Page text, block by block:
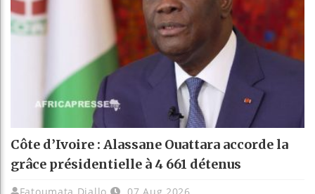
Côte d’Ivoire : Alassane Ouattara accorde la
grâce présidentielle à 4 661 détenus
Fatoumata Diallo 07 Aug 2026